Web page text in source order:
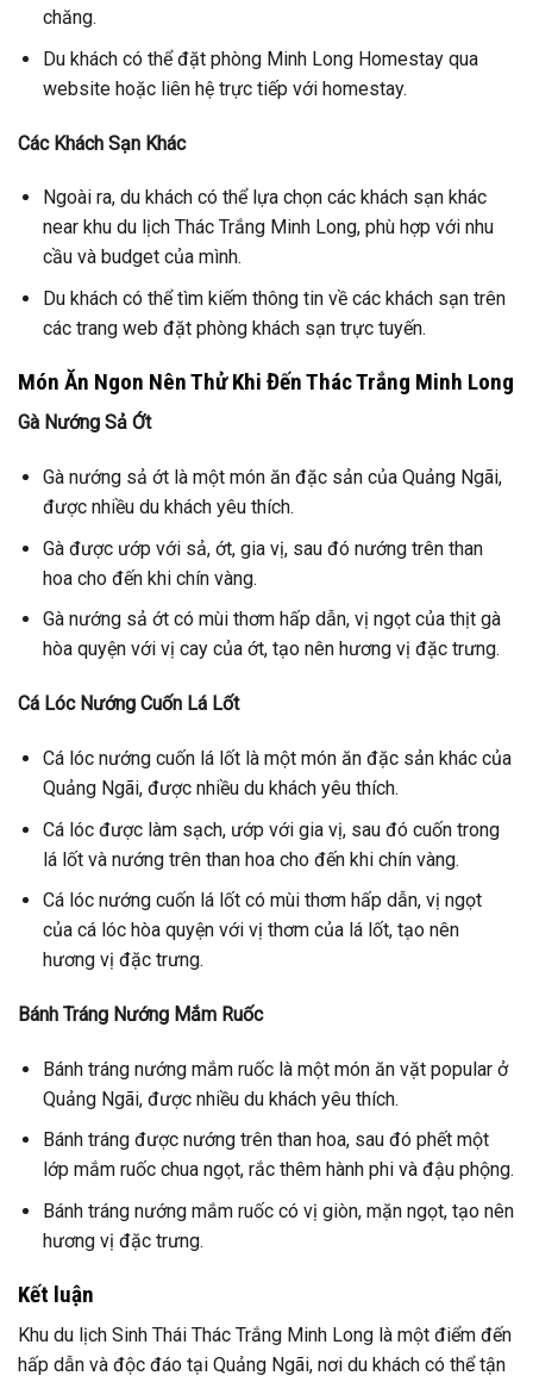
chăng.
Du khách có thể đặt phòng Minh Long Homestay qua
website hoặc liên hệ trực tiếp với homestay.
Các Khách Sạn Khác
Ngoài ra, du khách có thể lựa chọn các khách sạn khác
near khu du lịch Thác Trắng Minh Long, phù hợp với nhu
cầu và budget của mình.
Du khách có thể tìm kiếm thông tin về các khách sạn trên
các trang web đặt phòng khách sạn trực tuyến.
Món Ăn Ngon Nên Thử Khi Đến Thác Trắng Minh Long
Gà Nướng Sả Ớt
Gà nướng sả ớt là một món ăn đặc sản của Quảng Ngãi,
được nhiều du khách yêu thích.
Gà được ướp với sả, ớt, gia vị, sau đó nướng trên than
hoa cho đến khi chín vàng.
Gà nướng sả ớt có mùi thơm hấp dẫn, vị ngọt của thịt gà
hòa quyện với vị cay của ớt, tạo nên hương vị đặc trưng.
Cá Lóc Nướng Cuốn Lá Lốt
Cá lóc nướng cuốn lá lốt là một món ăn đặc sản khác của
Quảng Ngãi, được nhiều du khách yêu thích.
Cá lóc được làm sạch, ướp với gia vị, sau đó cuốn trong
lá lốt và nướng trên than hoa cho đến khi chín vàng.
Cá lóc nướng cuốn lá lốt có mùi thơm hấp dẫn, vị ngọt
của cá lóc hòa quyện với vị thơm của lá lốt, tạo nên
hương vị đặc trưng.
Bánh Tráng Nướng Mắm Ruốc
Bánh tráng nướng mắm ruốc là một món ăn vặt popular ở
Quảng Ngãi, được nhiều du khách yêu thích.
Bánh tráng được nướng trên than hoa, sau đó phết một
lớp mắm ruốc chua ngọt, rắc thêm hành phi và đậu phộng.
Bánh tráng nướng mắm ruốc có vị giòn, mặn ngọt, tạo nên
hương vị đặc trưng.
Kết luận
Khu du lịch Sinh Thái Thác Trắng Minh Long là một điểm đến
hấp dẫn và độc đáo tại Quảng Ngãi, nơi du khách có thể tận